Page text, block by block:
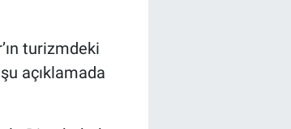
turizmdeki
açıklamada